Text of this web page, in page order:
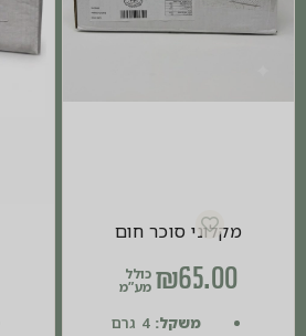
מקלוני סוכר חום
₪65.00 כולל
מע”מ
משקל:
4 גרם